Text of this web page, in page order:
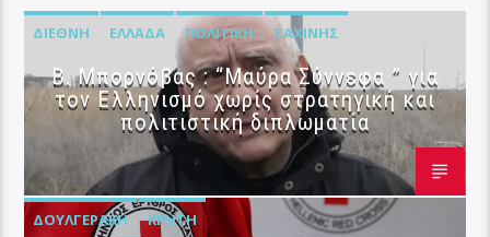
ΔΙΕΘΝΉ ΕΛΛΆΔΑ ΠΟΛΙΤΙΚΉ ΣΑΧΊΝΗΣ
B. Μπορνόβας : “Μαύρα Σύννεφα ” για
τον Ελληνισμό χωρίς στρατηγική και
πολιτιστική διπλωματία
ΔΟΥΛΓΕΡΆΚΗ ΚΡΉΤΗ